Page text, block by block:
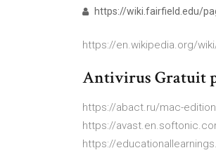
https://wiki.fairfield.edu/
https://en.wikipedia.org/
Antivirus Gratuit
https://abact.ru/mac-
https://
https://